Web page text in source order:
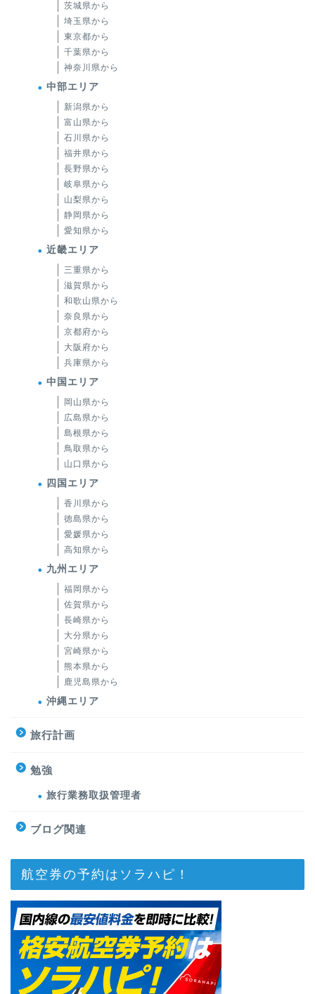
茨城県から
埼玉県から
東京都から
千葉県から
神奈川県から
中部エリア
新潟県から
富山県から
石川県から
福井県から
長野県から
岐阜県から
山梨県から
静岡県から
愛知県から
近畿エリア
三重県から
滋賀県から
和歌山県から
奈良県から
京都府から
大阪府から
兵庫県から
中国エリア
岡山県から
広島県から
島根県から
鳥取県から
山口県から
四国エリア
香川県から
徳島県から
愛媛県から
高知県から
九州エリア
福岡県から
佐賀県から
長崎県から
大分県から
宮崎県から
熊本県から
鹿児島県から
沖縄エリア
旅行計画
勉強
旅行業務取扱管理者
ブログ関連
航空券の予約はソラハピ！